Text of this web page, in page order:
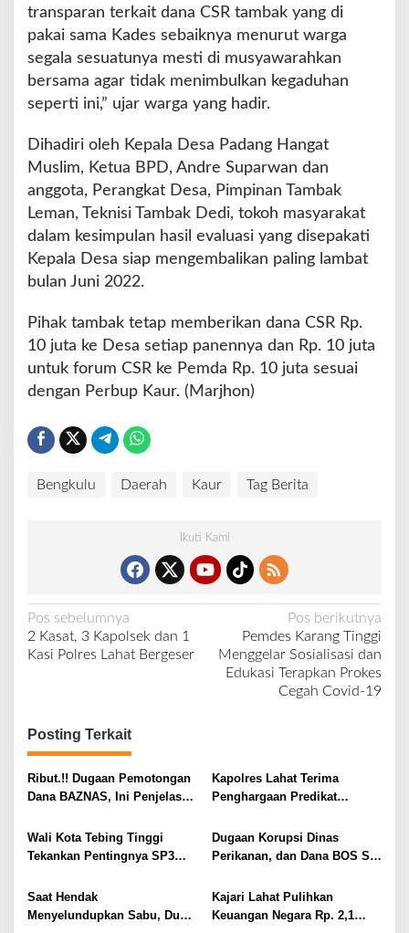
transparan terkait dana CSR tambak yang di
pakai sama Kades sebaiknya menurut warga
segala sesuatunya mesti di musyawarahkan
bersama agar tidak menimbulkan kegaduhan
seperti ini,” ujar warga yang hadir.
Dihadiri oleh Kepala Desa Padang Hangat
Muslim, Ketua BPD, Andre Suparwan dan
anggota, Perangkat Desa, Pimpinan Tambak
Leman, Teknisi Tambak Dedi, tokoh masyarakat
dalam kesimpulan hasil evaluasi yang disepakati
Kepala Desa siap mengembalikan paling lambat
bulan Juni 2022.
Pihak tambak tetap memberikan dana CSR Rp.
10 juta ke Desa setiap panennya dan Rp. 10 juta
untuk forum CSR ke Pemda Rp. 10 juta sesuai
dengan Perbup Kaur. (Marjhon)
Bengkulu Daerah Kaur Tag Berita
Ikuti Kami
N
a
g
a
s
i
p
o
Pos sebelumnya
2 Kasat, 3 Kapolsek dan 1
Kasi Polres Lahat Bergeser
Pos berikutnya
Pemdes Karang Tinggi
Menggelar Sosialisasi dan
Edukasi Terapkan Prokes
Cegah Covid-19
Posting Terkait
Ribut.!! Dugaan Pemotongan
Dana BAZNAS, Ini Penjelasan
Kapolres Lahat Terima
Penghargaan Predikat
Sumsel Tahun 2026
Wali Kota Tebing Tinggi
Tekankan Pentingnya SP3
Dugaan Korupsi Dinas
Perikanan, dan Dana BOS SD
Terus Dipertajam Kajari Lahat
Saat Hendak
Menyelundupkan Sabu, Dua
Kajari Lahat Pulihkan
Keuangan Negara Rp. 2,1